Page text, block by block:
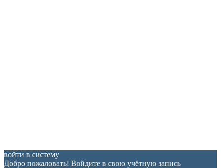
войти в систему
Добро пожаловать! Войдите в свою учётную запись